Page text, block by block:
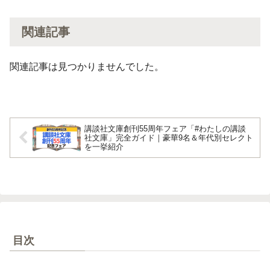
関連記事
関連記事は見つかりませんでした。
講談社文庫創刊55周年フェア「#わたしの講談
社文庫」完全ガイド｜豪華9名＆年代別セレクト
を一挙紹介
目次